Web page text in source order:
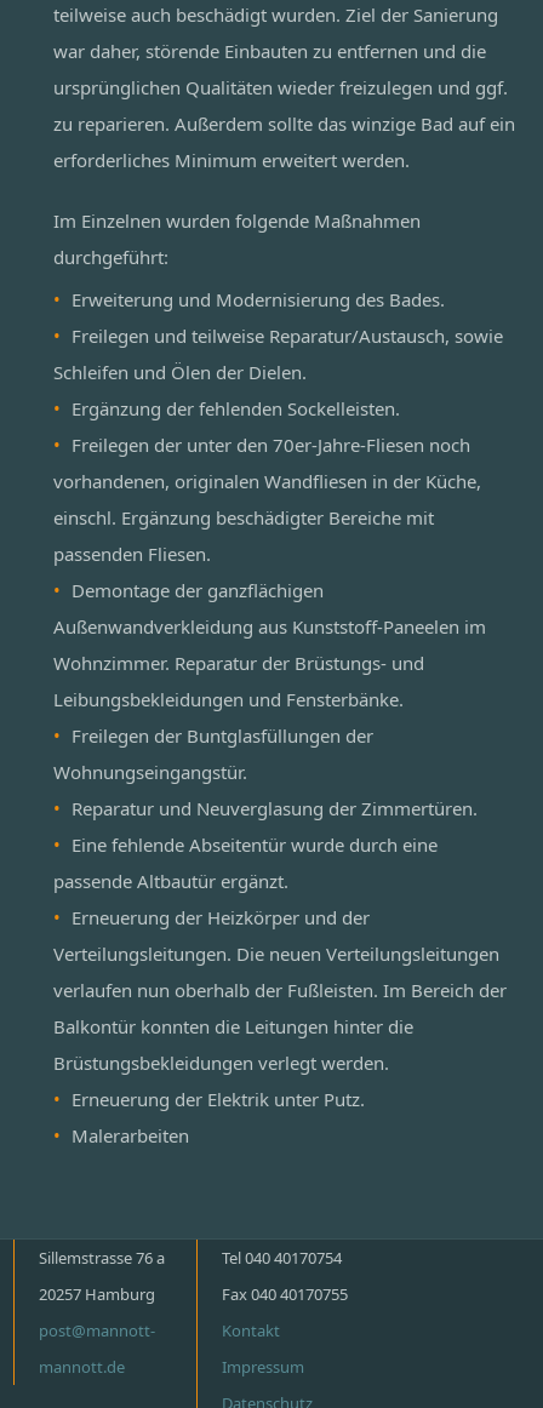
teilweise auch beschädigt wurden. Ziel der Sanierung
war daher, störende Einbauten zu entfernen und die
ursprünglichen Qualitäten wieder freizulegen und ggf.
zu reparieren. Außerdem sollte das winzige Bad auf ein
erforderliches Minimum erweitert werden.
Im Einzelnen wurden folgende Maßnahmen
durchgeführt:
Erweiterung und Modernisierung des Bades.
Freilegen und teilweise Reparatur/Austausch, sowie
Schleifen und Ölen der Dielen.
Ergänzung der fehlenden Sockelleisten.
Freilegen der unter den 70er-Jahre-Fliesen noch
vorhandenen, originalen Wandfliesen in der Küche,
einschl. Ergänzung beschädigter Bereiche mit
passenden Fliesen.
Demontage der ganzflächigen
Außenwandverkleidung aus Kunststoff-Paneelen im
Wohnzimmer. Reparatur der Brüstungs- und
Leibungsbekleidungen und Fensterbänke.
Freilegen der Buntglasfüllungen der
Wohnungseingangstür.
Reparatur und Neuverglasung der Zimmertüren.
Eine fehlende Abseitentür wurde durch eine
passende Altbautür ergänzt.
Erneuerung der Heizkörper und der
Verteilungsleitungen. Die neuen Verteilungsleitungen
verlaufen nun oberhalb der Fußleisten. Im Bereich der
Balkontür konnten die Leitungen hinter die
Brüstungsbekleidungen verlegt werden.
Erneuerung der Elektrik unter Putz.
Malerarbeiten
Sillemstrasse 76 a
20257 Hamburg
post@mannott-
mannott.de
Tel 040 40170754
Fax 040 40170755
Kontakt
Impressum
Datenschutz